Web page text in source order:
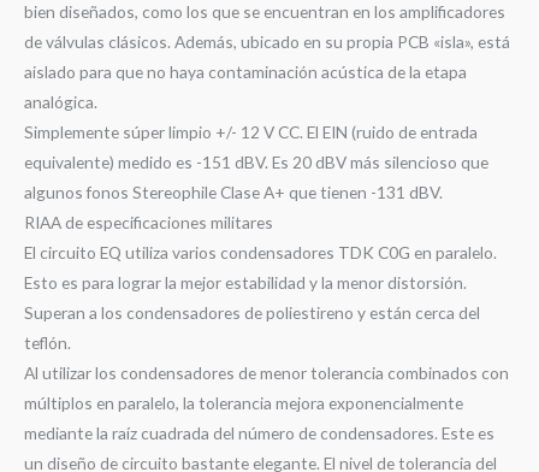
bien diseñados, como los que se encuentran en los amplificadores
de válvulas clásicos. Además, ubicado en su propia PCB «isla», está
aislado para que no haya contaminación acústica de la etapa
analógica.
Simplemente súper limpio +/- 12 V CC. El EIN (ruido de entrada
equivalente) medido es -151 dBV. Es 20 dBV más silencioso que
algunos fonos Stereophile Clase A+ que tienen -131 dBV.
RIAA de especificaciones militares
El circuito EQ utiliza varios condensadores TDK C0G en paralelo.
Esto es para lograr la mejor estabilidad y la menor distorsión.
Superan a los condensadores de poliestireno y están cerca del
teflón.
Al utilizar los condensadores de menor tolerancia combinados con
múltiplos en paralelo, la tolerancia mejora exponencialmente
mediante la raíz cuadrada del número de condensadores. Este es
un diseño de circuito bastante elegante. El nivel de tolerancia del